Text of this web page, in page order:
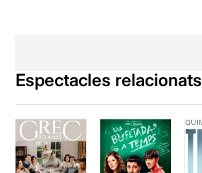
Espectacles relacionats